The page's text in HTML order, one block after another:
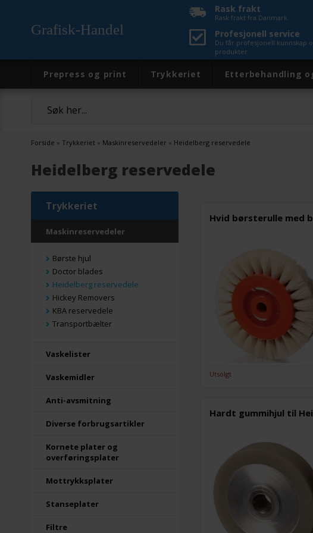
Grafisk-Handel
Rask frakt
Rask frakt fra Danmark
Profesjonell service
Du får profesjonell kunnskap
produkter
Prepress og print Trykkeriet Etterbehandling
Forside » Trykkeriet » Maskinreservedeler » Heidelberg reservedele
Heidelberg reservedele
Trykkeriet
Maskinreservedeler
Børste hjul
Doctor blades
Heidelberg reservedele
Hickey Removers
KBA reservedele
Transportbælter
Vaskelister
Vaskemidler
Anti-avsmitning
Diverse forbrugsartikler
Kornete plater og
overføringsplater
Mottrykksplater
Stanseplater
Filtre
Hvid børsterulle med
Utsolgt
Hardt gummihjul til